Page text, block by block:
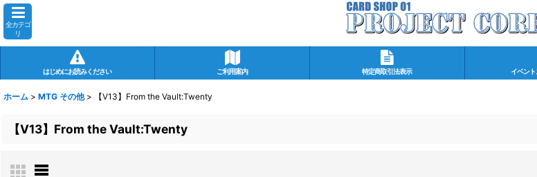
全カテゴ
リ
はじめにお読みください ご利用案内 特定商取引法表示 イベン
ホーム > MTG その他 > 【V13】From the Vault:Twenty
【V13】From the Vault:Twenty